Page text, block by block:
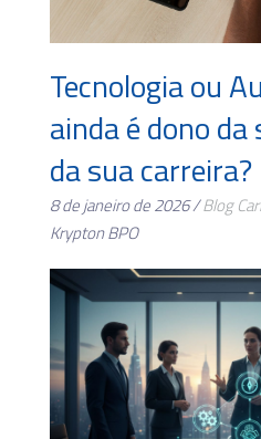
Tecnologia ou
ainda é dono
da sua carreira?
8 de janeiro de 2026 /Blog
Krypton BPO